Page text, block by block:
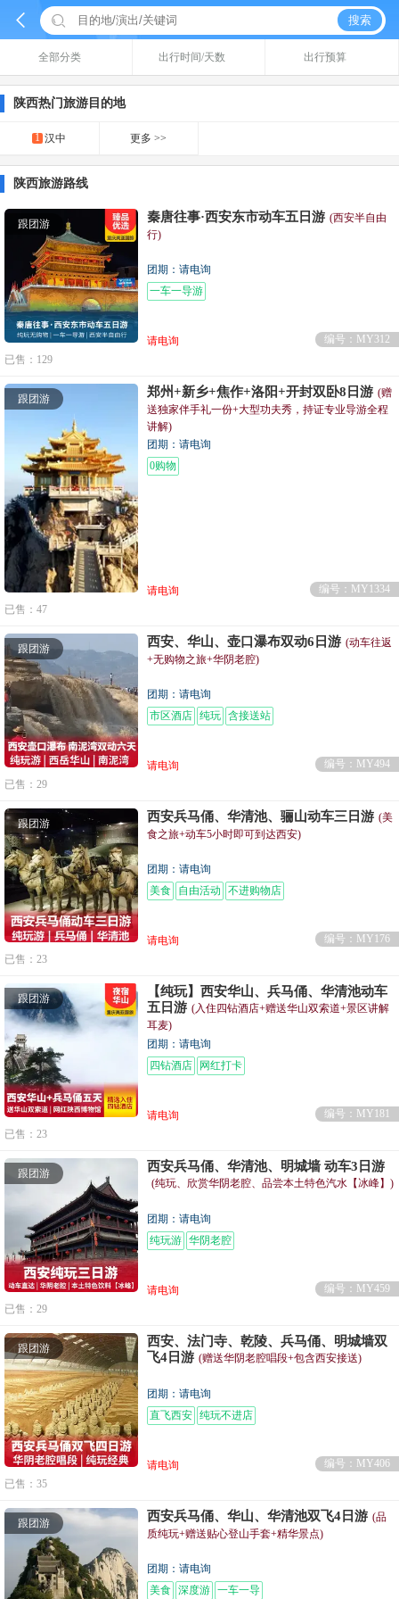
  搜索
全部分类 出行时间/天数 出行预算
陕西热门旅游目的地
1 汉中 更多 >>
陕西旅游路线
跟团游 秦唐往事·西安东市动车五日游 (西安半自由
行)
团期：请电询
一车一导游
请电询
编号：MY312
已售：129
跟团游 郑州+新乡+焦作+洛阳+开封双卧8日游 (赠
送独家伴手礼一份+大型功夫秀，持证专业导游全程
讲解)
团期：请电询
0购物
请电询
编号：MY1334
已售：47
跟团游 西安、华山、壶口瀑布双动6日游 (动车往返
+无购物之旅+华阴老腔)
团期：请电询
市区酒店 纯玩 含接送站
请电询
编号：MY494
已售：29
跟团游 西安兵马俑、华清池、骊山动车三日游 (美
食之旅+动车5小时即可到达西安)
团期：请电询
美食
自由活动 不进购物店
请电询
编号：MY176
已售：23
跟团游
【纯玩】西安华山、兵马俑、华清池动车
五日游 (入住四钻酒店+赠送华山双索道+景区讲解
耳麦)
团期：请电询
四钻酒店
网红打卡
请电询
编号：MY181
已售：23
跟团游 西安兵马俑、华清池、明城墙 动车3日游
(纯玩、欣赏华阴老腔、品尝本土特色汽水【冰峰】)
团期：请电询
纯玩游 华阴老腔
请电询
编号：MY459
已售：29
跟团游
西安、法门寺、乾陵、兵马俑、明城墙双
飞4日游 (赠送华阴老腔唱段+包含西安接送)
团期：请电询
直飞西安 纯玩不进店
请电询
编号：MY406
已售：35
跟团游 西安兵马俑、华山、华清池双飞4日游 (品
质纯玩+赠送贴心登山手套+精华景点)
团期：请电询
美食 深度游 一车一导